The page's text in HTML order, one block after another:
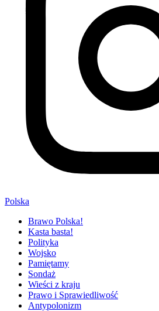
Polska
Brawo Polska!
Kasta basta!
Polityka
Wojsko
Pamiętamy
Sondaż
Wieści z kraju
Prawo i Sprawiedliwość
Antypolonizm